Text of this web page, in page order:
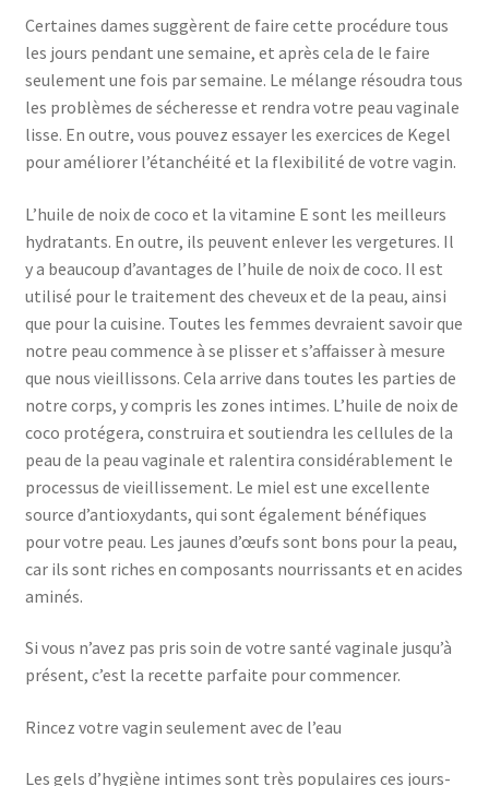
Certaines dames suggèrent de faire cette procédure tous
les jours pendant une semaine, et après cela de le faire
seulement une fois par semaine. Le mélange résoudra tous
les problèmes de sécheresse et rendra votre peau vaginale
lisse. En outre, vous pouvez essayer les exercices de Kegel
pour améliorer l’étanchéité et la flexibilité de votre vagin.
L’huile de noix de coco et la vitamine E sont les meilleurs
hydratants. En outre, ils peuvent enlever les vergetures. Il
y a beaucoup d’avantages de l’huile de noix de coco. Il est
utilisé pour le traitement des cheveux et de la peau, ainsi
que pour la cuisine. Toutes les femmes devraient savoir que
notre peau commence à se plisser et s’affaisser à mesure
que nous vieillissons. Cela arrive dans toutes les parties de
notre corps, y compris les zones intimes. L’huile de noix de
coco protégera, construira et soutiendra les cellules de la
peau de la peau vaginale et ralentira considérablement le
processus de vieillissement. Le miel est une excellente
source d’antioxydants, qui sont également bénéfiques
pour votre peau. Les jaunes d’œufs sont bons pour la peau,
car ils sont riches en composants nourrissants et en acides
aminés.
Si vous n’avez pas pris soin de votre santé vaginale jusqu’à
présent, c’est la recette parfaite pour commencer.
Rincez votre vagin seulement avec de l’eau
Les gels d’hygiène intimes sont très populaires ces jours-